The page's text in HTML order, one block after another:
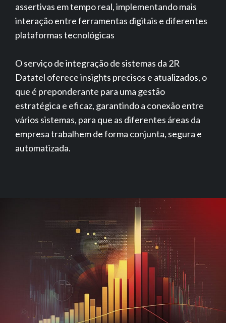
assertivas em tempo real, implementando mais
interação entre ferramentas digitais e diferentes
plataformas tecnológicas
O serviço de integração de sistemas da 2R
Datatel oferece insights precisos e atualizados, o
que é preponderante para uma gestão
estratégica e eficaz, garantindo a conexão entre
vários sistemas, para que as diferentes áreas da
empresa trabalhem de forma conjunta, segura e
automatizada.